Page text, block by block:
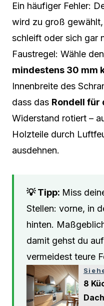
Ein häufiger Fehler:
wird zu groß
schleift oder sich gar
Faustregel: Wähle
mindestens 30 mm
Innenbreite des
dass das Rondell für
Widerstand rotiert –
Holzteile durch
ausdehnen.
Miss
Stellen: vorne, in
hinten.
damit gehst du
vermeidest teure
8